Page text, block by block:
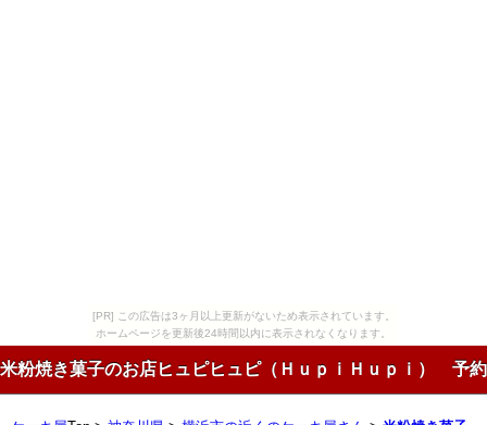
[PR] この広告は3ヶ月以上更新がないため表示されています。
ホームページを更新後24時間以内に表示されなくなります。
米粉焼き菓子のお店ヒュピヒュピ（ＨｕｐｉＨｕｐｉ） 予約